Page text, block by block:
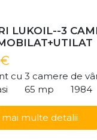
LUKOIL--3
cu 3 camere de
65 mp 1984
mai multe detalii